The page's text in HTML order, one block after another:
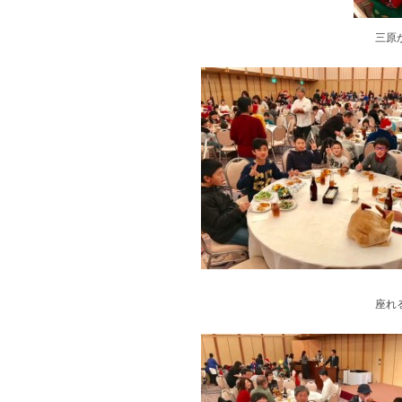
三原
座れ